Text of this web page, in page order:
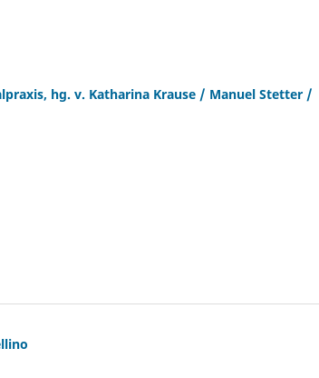
hg. v. Katharina Krause / Manuel Stetter /